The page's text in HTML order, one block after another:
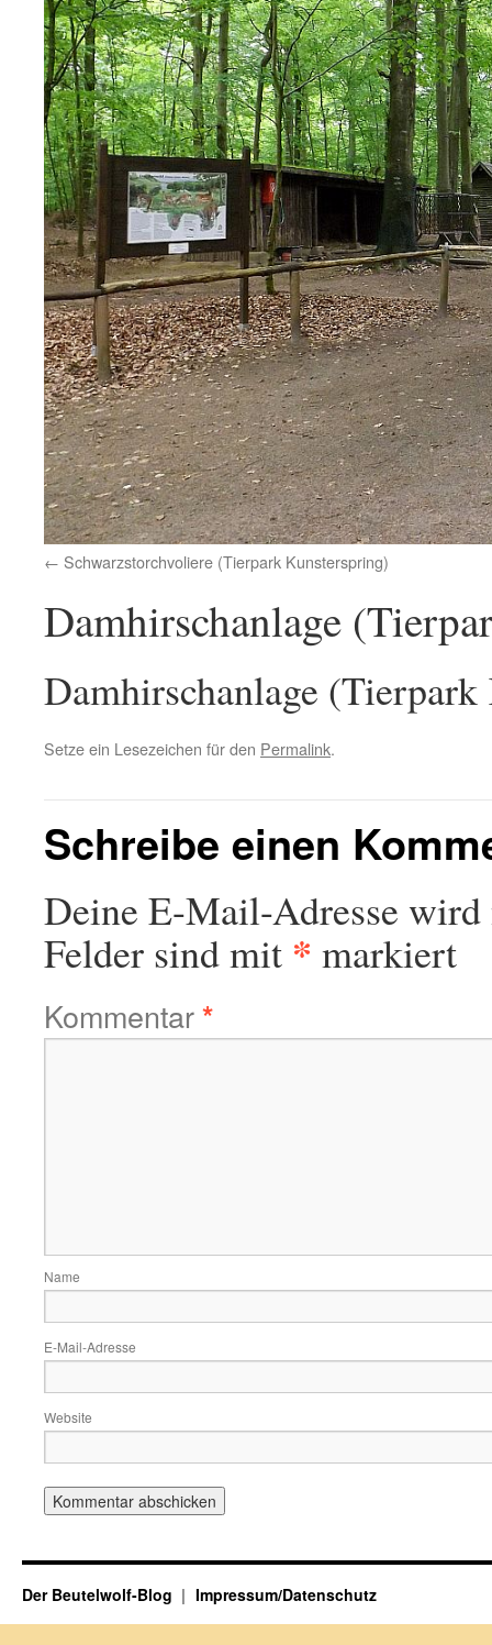
Schwarzstorchvoliere (Tierpark Kunsterspring)
Damhirschanlage
Damhirschanlage
Setze ein Lesezeichen für den Permalink.
Schreibe einen
Deine E-Mail-Adresse
Felder sind mit * markiert
Kommentar*
Name
E-Mail-Adresse
Website
Der Beutelwolf-Blog Impressum/Datenschutz